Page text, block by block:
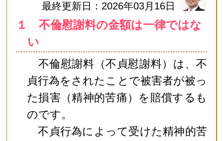
最終更新日：2026年03月16日
１ 不倫慰謝料の金額は一律ではな
い
不倫慰謝料（不貞慰謝料）は、不
貞行為をされたことで被害者が被っ
た損害（精神的苦痛）を賠償するも
のです。
不貞行為によって受けた精神的苦